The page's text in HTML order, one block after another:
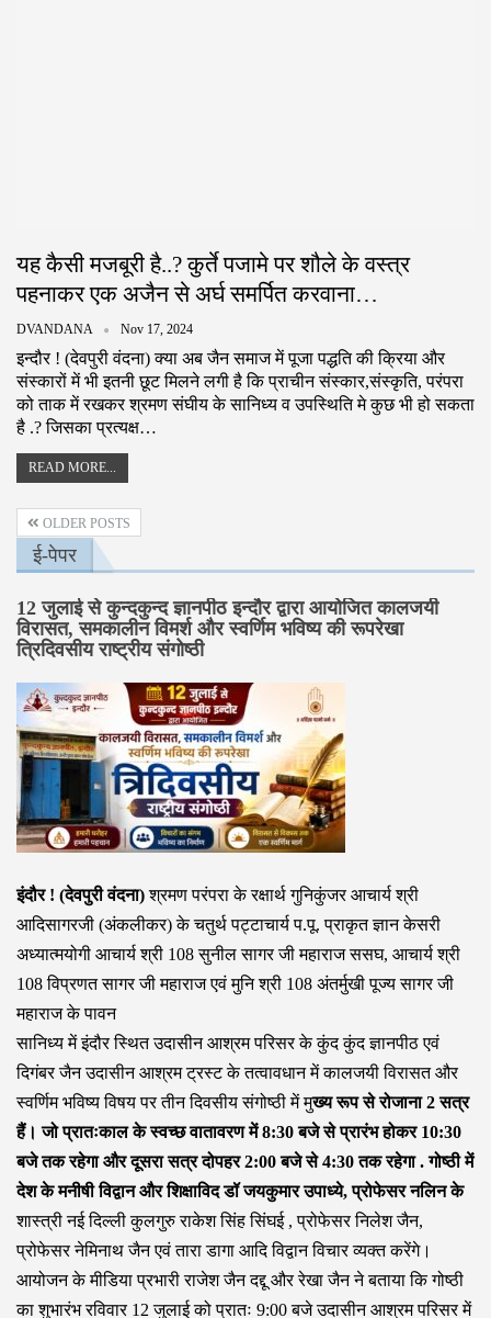
यह कैसी मजबूरी है..? कुर्ते पजामे पर शौले के वस्त्र
पहनाकर एक अजैन से अर्घ समर्पित करवाना…
DVANDANA Nov 17, 2024
इन्दौर ! (देवपुरी वंदना) क्या अब जैन समाज में पूजा पद्धति की क्रिया और
संस्कारों में भी इतनी‌ छूट मिलने लगी है कि प्राचीन संस्कार,संस्कृति, परंपरा
को ताक में रखकर श्रमण संघीय के सानिध्य व उपस्थिति मे कुछ भी हो सकता
है .? जिसका प्रत्यक्ष…
READ MORE...
OLDER POSTS
ई-पेपर
12 जुलाई से कुन्दकुन्द ज्ञानपीठ इन्दौर द्वारा आयोजित कालजयी
विरासत, समकालीन विमर्श और स्वर्णिम भविष्य की रूपरेखा
त्रिदिवसीय राष्ट्रीय संगोष्ठी
इंदौर ! (देवपुरी वंदना)श्रमण परंपरा के रक्षार्थ गुनिकुंजर आचार्य श्री
आदिसागरजी (अंकलीकर) के चतुर्थ पट्टाचार्य प.पू. प्राकृत ज्ञान केसरी
अध्यात्मयोगी आचार्य श्री 108 सुनील सागर जी महाराज ससघ, आचार्य श्री
108 विप्रणत सागर जी महाराज एवं मुनि श्री 108 अंतर्मुखी पूज्य सागर जी
महाराज के पावन
सानिध्य में इंदौर स्थित उदासीन आश्रम परिसर के कुंद कुंद ज्ञानपीठ एवं
दिगंबर जैन उदासीन आश्रम ट्रस्ट के तत्वावधान में कालजयी विरासत और
स्वर्णिम भविष्य विषय पर तीन दिवसीय संगोष्ठी में मुख्य रूप से रोजाना 2 सत्र
हैं। जो प्रातःकाल के स्वच्छ वातावरण में 8:30 बजे से प्रारंभ होकर 10:30
बजे तक रहेगा और दूसरा सत्र दोपहर 2:00 बजे से 4:30 तक रहेगा . गोष्ठी में
देश के मनीषी विद्वान और शिक्षाविद डॉ जयकुमार उपाध्ये, प्रोफेसर नलिन के
शास्त्री नई दिल्ली कुलगुरु राकेश सिंह सिंघई , प्रोफेसर निलेश जैन,
प्रोफेसर नेमिनाथ जैन एवं तारा डागा आदि विद्वान विचार व्यक्त करेंगे।
आयोजन के मीडिया प्रभारी राजेश जैन दद्दू और रेखा जैन ने बताया कि गोष्ठी
का शुभारंभ रविवार 12 जुलाई को प्रातः 9:00 बजे उदासीन आश्रम परिसर में